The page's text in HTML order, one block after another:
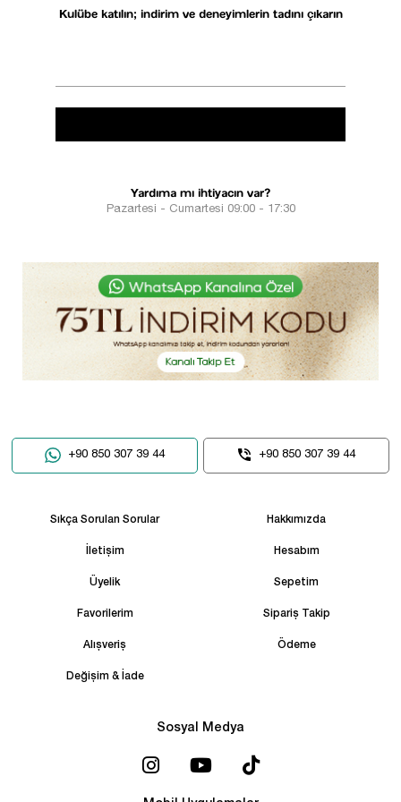
Kulübe katılın; indirim ve deneyimlerin tadını çıkarın
Yardıma mı ihtiyacın var?
Pazartesi - Cumartesi 09:00 - 17:30
+90 850 307 39 44 +90 850 307 39 44
Sıkça Sorulan Sorular Hakkımızda
İletişim Hesabım
Üyelik Sepetim
Favorilerim Sipariş Takip
Alışveriş Ödeme
Değişim & İade
Sosyal Medya